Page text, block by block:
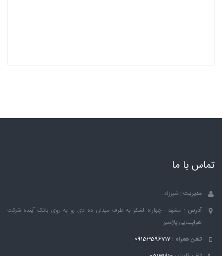
تماس با ما
مدیریت : شیرزاد
آدرس : مشهد - چهاراه لشکر به طرف میدان ده دی رو به روی بانک ٱینده شرکت
هواپیمایی پاژسیر
تلفن همراه : 09153596717